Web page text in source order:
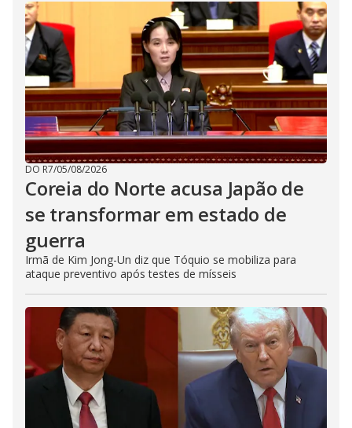
DO R7/05/08/2026
Coreia do Norte acusa Japão de
se transformar em estado de
guerra
Irmã de Kim Jong-Un diz que Tóquio se mobiliza para
ataque preventivo após testes de mísseis